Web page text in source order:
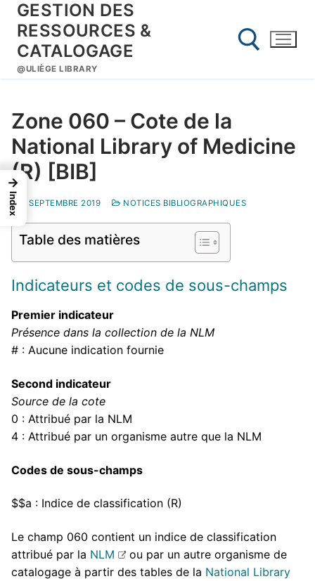
Aller
contenu
GESTION DES
RESSOURCES &
CATALOGAGE
@ULIÈGE LIBRARY
Zone 060 – Cote de la
National Library of Medicine
(R) [BIB]
6 SEPTEMBRE 2019 NOTICES BIBLIOGRAPHIQUES
Table des matières
Indicateurs et codes de sous-champs
Premier indicateur
Présence dans la collection de la NLM
# : Aucune indication fournie
Second indicateur
Source de la cote
0 : Attribué par la NLM
4 : Attribué par un organisme autre que la NLM
Codes de sous-champs
$$a : Indice de classification (R)
Le champ 060 contient un indice de classification
attribué par la NLM
ou par un autre organisme de
catalogage à partir des tables de la National Library
→
Index